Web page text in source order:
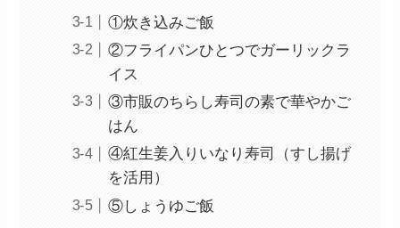
①炊き込みご飯
②フライパンひとつでガーリックラ
イス
③市販のちらし寿司の素で華やかご
はん
④紅生姜入りいなり寿司（すし揚げ
を活用）
⑤しょうゆご飯